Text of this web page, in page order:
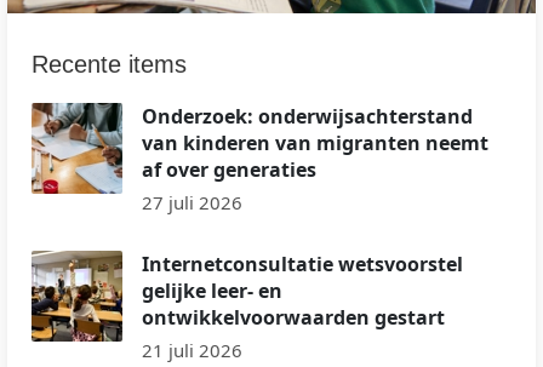
Recente items
Onderzoek: onderwijsachterstand
van kinderen van migranten neemt
af over generaties
27 juli 2026
Internetconsultatie wetsvoorstel
gelijke leer- en
ontwikkelvoorwaarden gestart
21 juli 2026